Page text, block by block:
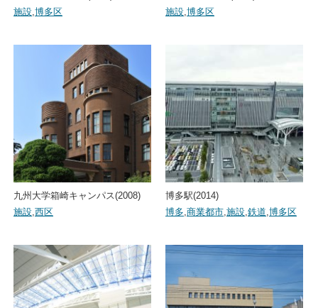
施設,博多区
施設,博多区
九州大学箱崎キャンパス(2008)
施設,西区
博多駅(2014)
博多,商業都市,施設,鉄道,博多区